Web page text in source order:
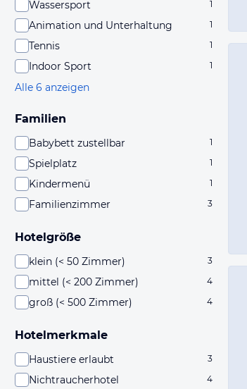
Wassersport 1
Animation und Unterhaltung 1
Tennis 1
Indoor Sport 1
Alle 6 anzeigen
Familien
Babybett zustellbar 1
Spielplatz 1
Kindermenü 1
Familienzimmer 3
Hotelgröße
klein (< 50 Zimmer) 3
mittel (< 200 Zimmer) 4
groß (< 500 Zimmer) 4
Hotelmerkmale
Haustiere erlaubt 3
Nichtraucherhotel 4